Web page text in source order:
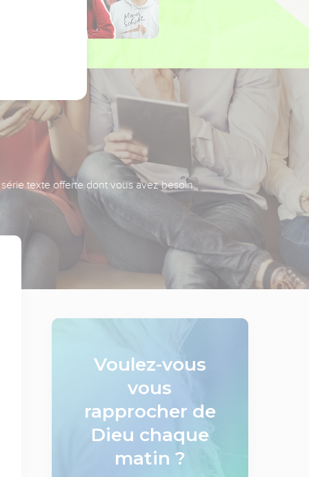
texte offerte dont vous avez besoin.
Voulez-vous
vous
rapprocher de
Dieu chaque
matin ?